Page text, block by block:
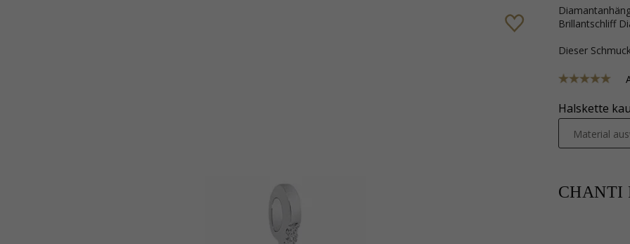
Diamantanhänger in 14 karat Weißgold mit polierter Oberfläche und 7
Brillantschliff
Dieser
Halskette
Material
CHANTI